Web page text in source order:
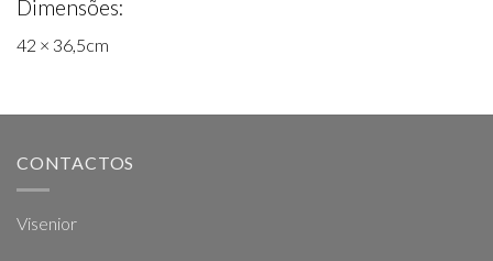
Dimensões:
42 × 36,5cm
CONTACTOS
Visenior